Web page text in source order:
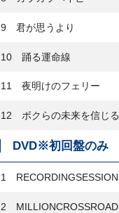
9 君が思うより
10 踊る運命線
11 夜明けのフェリー
12 ボクらの未来を信じ
DVD※初回盤のみ
1
2